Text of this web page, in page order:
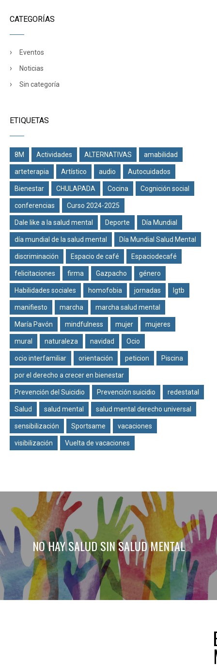
CATEGORÍAS
Eventos
Noticias
Sin categoría
ETIQUETAS
8M Actividades ALTERNATIVAS amabilidad
arteterapia Artístico audio Autocuidados
Bienestar CHULAPADA Cocina Cognición social
conferencias Curso 2024-2025
Dale like a la salud mental Deporte Día Mundial
día mundial de la salud mental Día Mundial Salud Mental
discriminación Espacio de café Espaciodecafé
felicitaciones firma Gazpacho género
Habilidades sociales homofobia jornadas lgtb
manifiesto marcha marcha salud mental
María Pavón mindfulness mujer mujeres
mural naturaleza navidad Ocio
ocio interfamiliar orientación peticion Piscina
por el derecho a crecer en bienestar
Prevención del Suicidio Prevención suicidio redestatal
Salud salud mental salud mental derecho universal
sensibilización Sportsame vacaciones
visibilización Vuelta de vacaciones
NO HAY SALUD SIN SALUD MENTAL